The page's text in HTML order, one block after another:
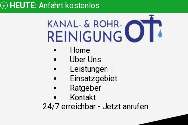
🕖 HEUTE: Anfahrt kostenlos
Home
Über Uns
Leistungen
Einsatzgebiet
Ratgeber
Kontakt
24/7 erreichbar - Jetzt anrufen